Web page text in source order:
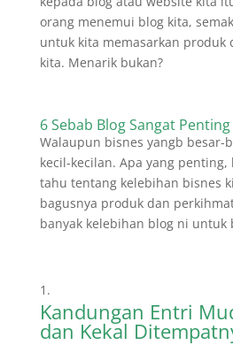
orang menemui blog kita,
untuk kita memasarkan produk
kita. Menarik bukan?
6 Sebab Blog Sangat
Walaupun bisnes yangb besar-
kecil-kecilan. Apa yang
tahu tentang kelebihan bisnes
bagusnya produk dan
banyak kelebihan blog ni untuk
Kandungan Entri
dan Kekal